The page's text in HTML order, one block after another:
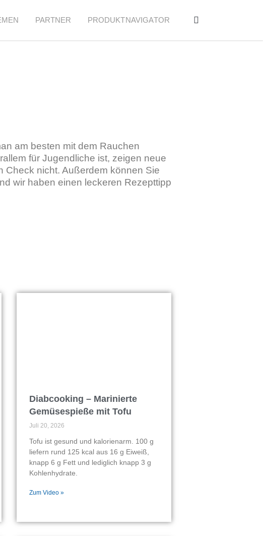
PARTNER PRODUKTNAVIGATOR
am besten mit dem Rauchen
für Jugendliche ist, zeigen neue
Check nicht. Außerdem können Sie
wir haben einen leckeren Rezepttipp
Diabcooking – Marinierte
Gemüsespieße mit Tofu
Juli 20, 2026
Tofu ist gesund und kalorienarm. 100 g
liefern rund 125 kcal aus 16 g Eiweiß,
knapp 6 g Fett und lediglich knapp 3 g
Kohlenhydrate.
Zum Video »